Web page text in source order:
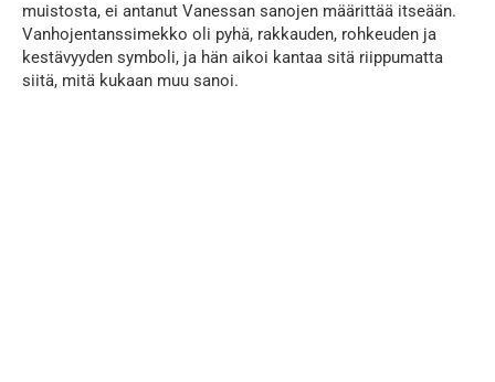
muistosta, ei antanut Vanessan sanojen määrittää itseään.
Vanhojentanssimekko oli pyhä, rakkauden, rohkeuden ja
kestävyyden symboli, ja hän aikoi kantaa sitä riippumatta
siitä, mitä kukaan muu sanoi.